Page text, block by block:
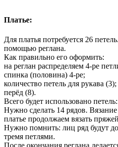
Платье:
Для платья потребуется 26
помощью реглана.
Как правильно его оформить:
на реглан распределяем 4-ре
спинка (половина) 4-ре;
количество петель для рукава (3);
перёд (8).
Всего будет использовано
Нужно сделать 14 рядов.
платье продолжаем вязать
Нужно помнить: лиц ряд будут
тремя петлями.
После окончания реглана